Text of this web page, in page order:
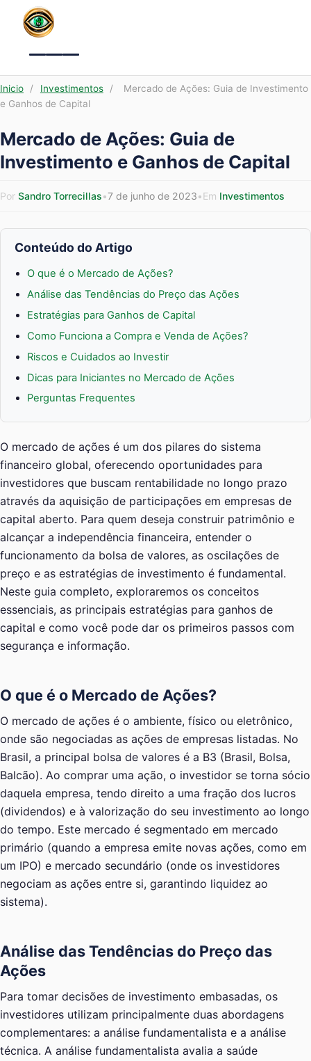
Menu
Inicio / Investimentos /
Mercado de Ações: Guia de Investimento
e Ganhos de Capital
Mercado de Ações: Guia de
Investimento e Ganhos de Capital
Por Sandro Torrecillas•7 de junho de 2023•Em Investimentos
Conteúdo do Artigo
O que é o Mercado de Ações?
Análise das Tendências do Preço das Ações
Estratégias para Ganhos de Capital
Como Funciona a Compra e Venda de Ações?
Riscos e Cuidados ao Investir
Dicas para Iniciantes no Mercado de Ações
Perguntas Frequentes
O mercado de ações é um dos pilares do sistema
financeiro global, oferecendo oportunidades para
investidores que buscam rentabilidade no longo prazo
através da aquisição de participações em empresas de
capital aberto. Para quem deseja construir patrimônio e
alcançar a independência financeira, entender o
funcionamento da bolsa de valores, as oscilações de
preço e as estratégias de investimento é fundamental.
Neste guia completo, exploraremos os conceitos
essenciais, as principais estratégias para ganhos de
capital e como você pode dar os primeiros passos com
segurança e informação.
O que é o Mercado de Ações?
O mercado de ações é o ambiente, físico ou eletrônico,
onde são negociadas as ações de empresas listadas. No
Brasil, a principal bolsa de valores é a B3 (Brasil, Bolsa,
Balcão). Ao comprar uma ação, o investidor se torna sócio
daquela empresa, tendo direito a uma fração dos lucros
(dividendos) e à valorização do seu investimento ao longo
do tempo. Este mercado é segmentado em mercado
primário (quando a empresa emite novas ações, como em
um IPO) e mercado secundário (onde os investidores
negociam as ações entre si, garantindo liquidez ao
sistema).
Análise das Tendências do Preço das
Ações
Para tomar decisões de investimento embasadas, os
investidores utilizam principalmente duas abordagens
complementares: a análise fundamentalista e a análise
técnica. A análise fundamentalista avalia a saúde